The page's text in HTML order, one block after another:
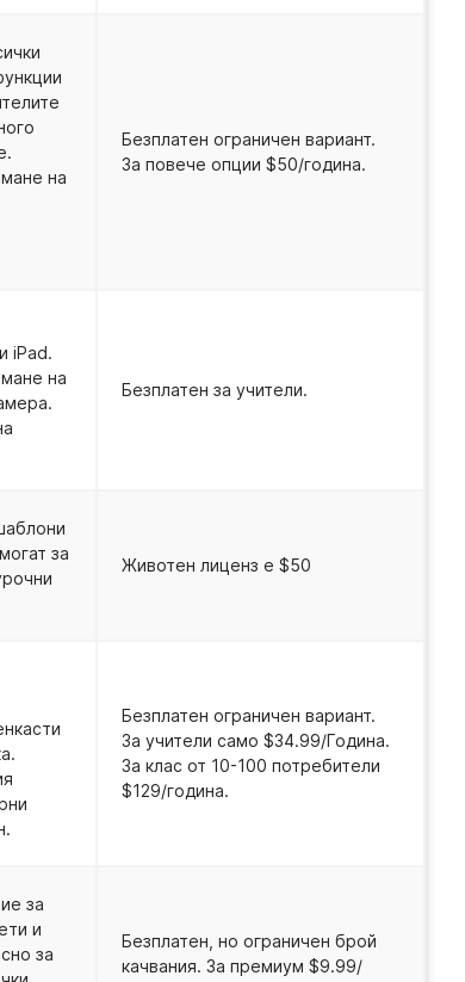
на
Безплатен ограничен вариант.
За повече опции $50/година.
iPad.
на
Безплатен за учители.
за
Животен лиценз е $50
Безплатен ограничен вариант.
За учители само $34.99/Година.
За клас от 10-100 потребители
$129/година.
за
и
за
Безплатен, но ограничен брой
качвания. За премиум $9.99/